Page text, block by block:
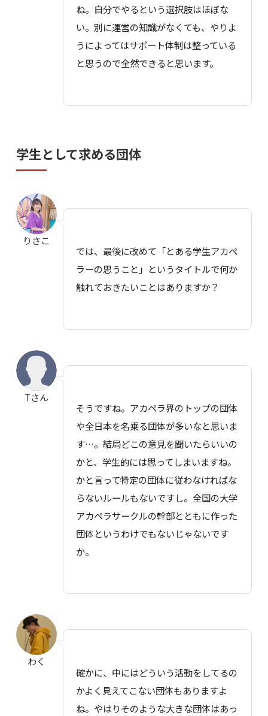
ね。自分でやるという選択肢はほぼな
い。別に運営の知識がなくても、やりよ
うによってはサポート体制は整っている
と思うので全然できると思います。
学生として求める団体
りさこ
では、最後に改めて「とある学生アカペ
ラーの思うこと」というタイトルで何か
触れておきたいことはありますか？
Tさん
そうですね。アカペラ界のトップの団体
や全日本を名乗る団体が多いなと思いま
す…。結局どこの意見を聞いたらいいの
かと、学生的には思ってしまいますね。
かと言って特定の団体に従わなければな
らないルールもないですし。全国の大学
アカペラサークルの幹部とともに作った
団体というわけでもないじゃないです
か。
わく
確かに、中にはどういう活動をしてるの
かよく見えてこない団体もありますよ
ね。やはりそのような大きな団体はあっ